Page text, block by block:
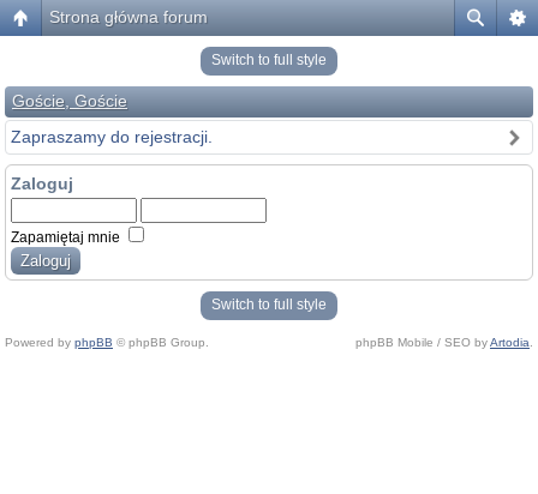
Strona główna forum
Switch to full style
Goście, Goście
Zapraszamy do rejestracji.
Zaloguj
Zapamiętaj mnie
Switch to full style
Powered by phpBB © phpBB Group. phpBB Mobile / SEO byArtodia